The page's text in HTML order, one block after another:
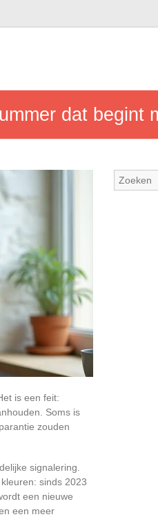
dat begint
is een feit:
Soms is
zouden
signalering.
sinds 2023
een nieuwe
een meer